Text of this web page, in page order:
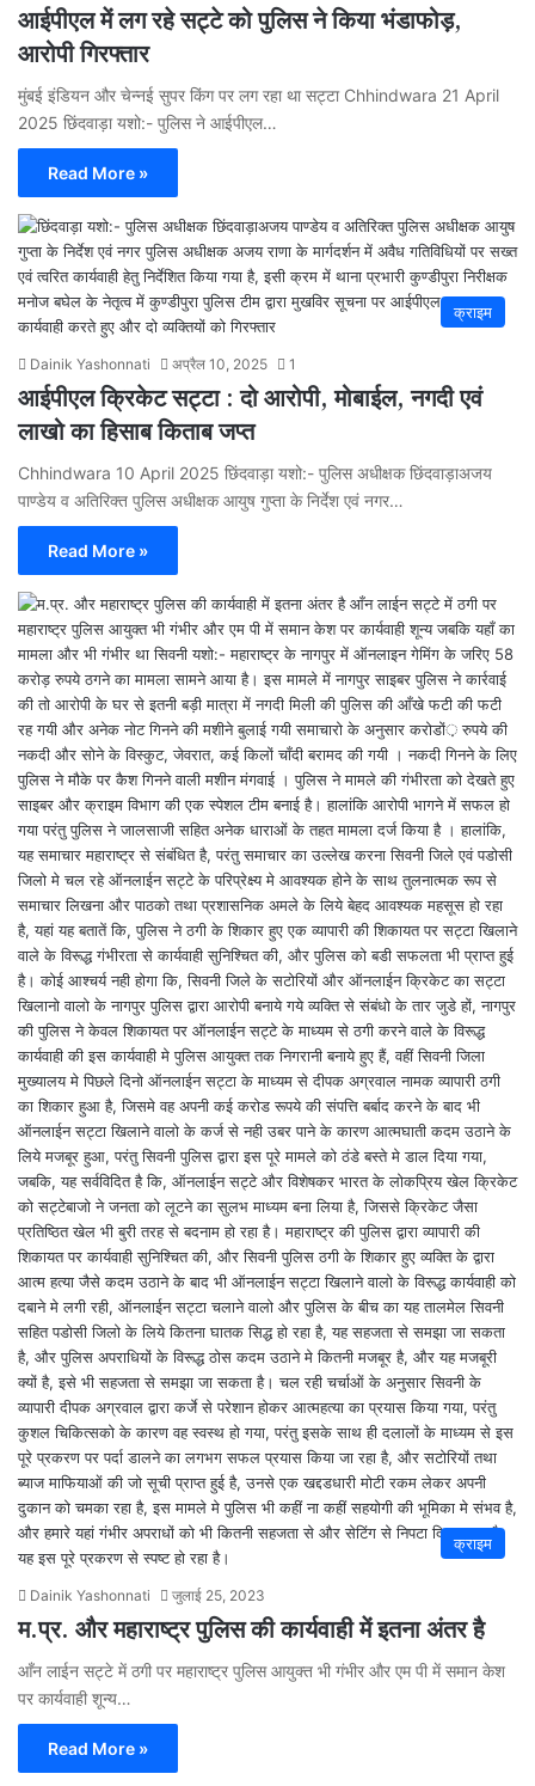
आईपीएल में लग रहे सट्टे को पुलिस ने किया भंडाफोड़,
आरोपी गिरफ्तार
मुंबई इंडियन और चेन्नई सुपर किंग पर लग रहा था सट्टा Chhindwara 21 April
2025 छिंदवाड़ा यशो:- पुलिस ने आईपीएल…
Read More »
क्राइम
Dainik Yashonnati अप्रैल 10, 2025 1
आईपीएल क्रिकेट सट्टा : दो आरोपी, मोबाईल, नगदी एवं
लाखो का हिसाब किताब जप्त
Chhindwara 10 April 2025 छिंदवाड़ा यशो:- पुलिस अधीक्षक छिंदवाड़ाअजय
पाण्डेय व अतिरिक्त पुलिस अधीक्षक आयुष गुप्ता के निर्देश एवं नगर…
Read More »
क्राइम
Dainik Yashonnati जुलाई 25, 2023
म.प्र. और महाराष्ट्र पुलिस की कार्यवाही में इतना अंतर है
आँन लाईन सट्टे में ठगी पर महाराष्ट्र पुलिस आयुक्त भी गंभीर और एम पी में समान केश
पर कार्यवाही शून्य…
Read More »